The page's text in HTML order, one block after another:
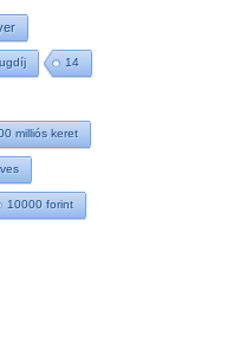
14
milliós keret
10000 forint